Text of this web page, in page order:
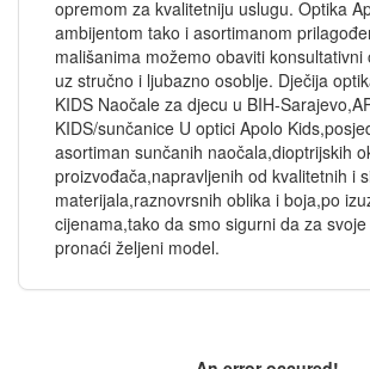
opremom za kvalitetniju uslugu. Optika
ambijentom tako i asortimanom
mališanima možemo obaviti
uz stručno i ljubazno osoblje. Dječija
KIDS Naočale za djecu u BIH-
KIDS/sunčanice U optici Apolo
asortiman sunčanih naočala,dioptrijskih
proizvođača,napravljenih od kvalitetnih i
materijala,raznovrsnih oblika i boja,po
cijenama,tako da smo sigurni da za
pronaći željeni model.